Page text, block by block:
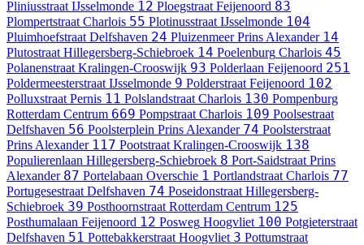
Pliniusstraat IJsselmonde 12 Ploegstraat Feijenoord 83
Plompertstraat Charlois 55 Plotinusstraat IJsselmonde 104
Pluimhoefstraat Delfshaven 24 Pluizenmeer Prins Alexander 14
Plutostraat Hillegersberg-Schiebroek 14 Poelenburg Charlois 45
Polanenstraat Kralingen-Crooswijk 93 Polderlaan Feijenoord 251
Poldermeesterstraat IJsselmonde 9 Polderstraat Feijenoord 102
Polluxstraat Pernis 11 Polslandstraat Charlois 130 Pompenburg
Rotterdam Centrum 669 Pompstraat Charlois 109 Poolsestraat
Delfshaven 56 Poolsterplein Prins Alexander 74 Poolsterstraat
Prins Alexander 117 Pootstraat Kralingen-Crooswijk 138
Populierenlaan Hillegersberg-Schiebroek 8 Port-Saidstraat Prins
Alexander 87 Portelabaan Overschie 1 Portlandstraat Charlois 77
Portugesestraat Delfshaven 74 Poseidonstraat Hillegersberg-
Schiebroek 39 Posthoornstraat Rotterdam Centrum 125
Posthumalaan Feijenoord 12 Posweg Hoogvliet 100 Potgieterstraat
Delfshaven 51 Pottebakkerstraat Hoogvliet 3 Pottumstraat